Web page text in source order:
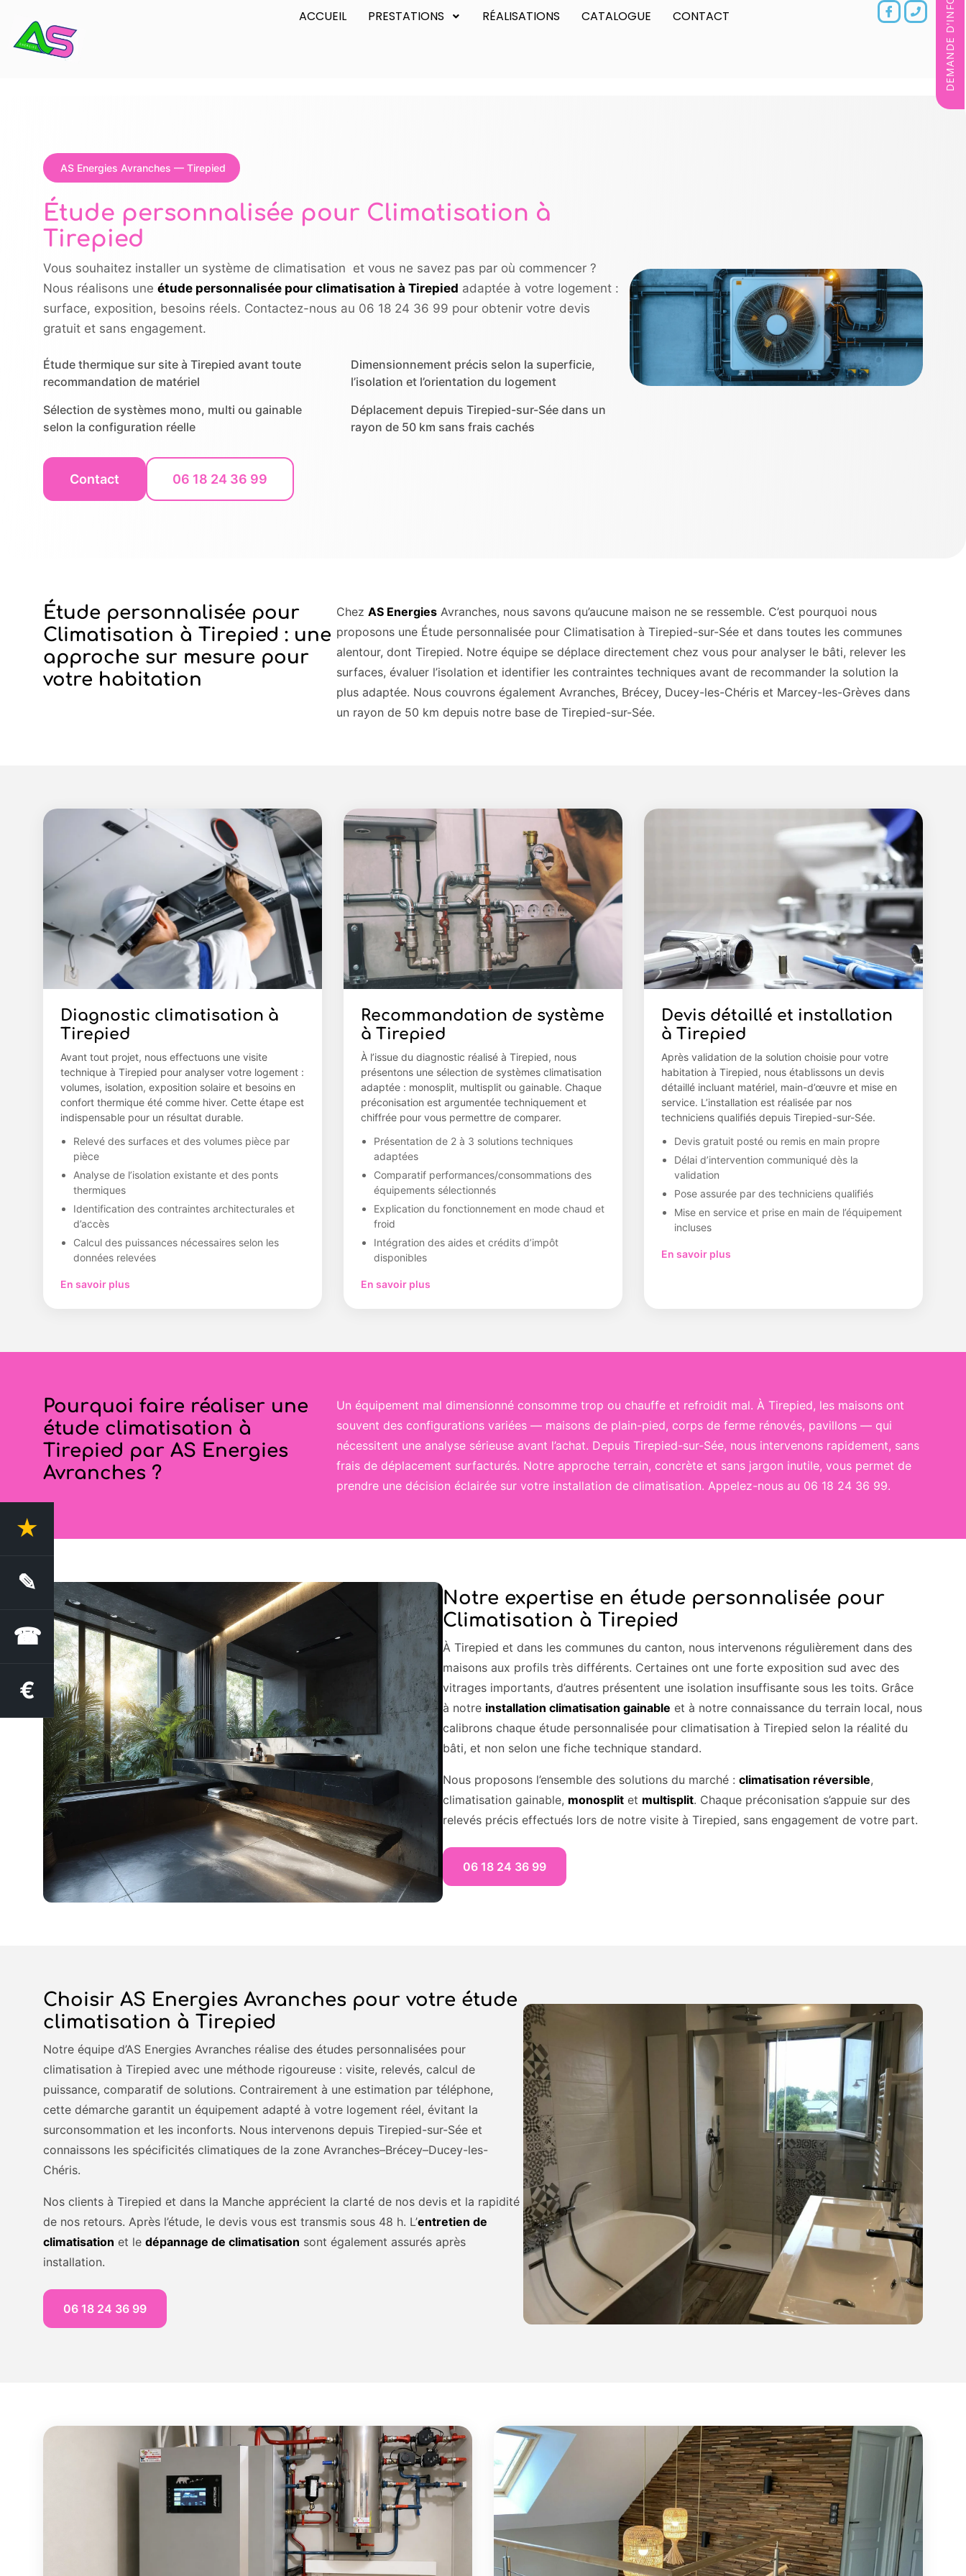
ACCUEIL PRESTATIONS RÉALISATIONS CATALOGUE CONTACT
AS Energies Avranches — Tirepied
Étude personnalisée pour Climatisation à
Tirepied
Vous souhaitez installer un système de climatisation et vous ne savez pas par où commencer ?
Nous réalisons une étude personnalisée pour climatisation à Tirepied adaptée à votre logement :
surface, exposition, besoins réels. Contactez-nous au 06 18 24 36 99 pour obtenir votre devis
gratuit et sans engagement.
Étude thermique sur site à Tirepied avant toute
recommandation de matériel
Dimensionnement précis selon la superficie,
l’isolation et l’orientation du logement
Sélection de systèmes mono, multi ou gainable
selon la configuration réelle
Déplacement depuis Tirepied-sur-Sée dans un
rayon de 50 km sans frais cachés
Contact 06 18 24 36 99
Étude personnalisée pour
Climatisation à Tirepied : une
approche sur mesure pour
votre habitation
Chez AS Energies Avranches, nous savons qu’aucune maison ne se ressemble. C’est pourquoi nous
proposons une Étude personnalisée pour Climatisation à Tirepied-sur-Sée et dans toutes les communes
alentour, dont Tirepied. Notre équipe se déplace directement chez vous pour analyser le bâti, relever les
surfaces, évaluer l’isolation et identifier les contraintes techniques avant de recommander la solution la
plus adaptée. Nous couvrons également Avranches, Brécey, Ducey-les-Chéris et Marcey-les-Grèves dans
un rayon de 50 km depuis notre base de Tirepied-sur-Sée.
Diagnostic climatisation à
Tirepied
Avant tout projet, nous effectuons une visite
technique à Tirepied pour analyser votre logement :
volumes, isolation, exposition solaire et besoins en
confort thermique été comme hiver. Cette étape est
indispensable pour un résultat durable.
Relevé des surfaces et des volumes pièce par
pièce
Analyse de l’isolation existante et des ponts
thermiques
Identification des contraintes architecturales et
d’accès
Calcul des puissances nécessaires selon les
données relevées
En savoir plus
Recommandation de système
à Tirepied
À l’issue du diagnostic réalisé à Tirepied, nous
présentons une sélection de systèmes climatisation
adaptée : monosplit, multisplit ou gainable. Chaque
préconisation est argumentée techniquement et
chiffrée pour vous permettre de comparer.
Présentation de 2 à 3 solutions techniques
adaptées
Comparatif performances/consommations des
équipements sélectionnés
Explication du fonctionnement en mode chaud et
froid
Intégration des aides et crédits d’impôt
disponibles
En savoir plus
Devis détaillé et installation
à Tirepied
Après validation de la solution choisie pour votre
habitation à Tirepied, nous établissons un devis
détaillé incluant matériel, main-d’œuvre et mise en
service. L’installation est réalisée par nos
techniciens qualifiés depuis Tirepied-sur-Sée.
Devis gratuit posté ou remis en main propre
Délai d’intervention communiqué dès la
validation
Pose assurée par des techniciens qualifiés
Mise en service et prise en main de l’équipement
incluses
En savoir plus
Pourquoi faire réaliser une
étude climatisation à
Tirepied par AS Energies
Avranches ?
Un équipement mal dimensionné consomme trop ou chauffe et refroidit mal. À Tirepied, les maisons ont
souvent des configurations variées — maisons de plain-pied, corps de ferme rénovés, pavillons — qui
nécessitent une analyse sérieuse avant l’achat. Depuis Tirepied-sur-Sée, nous intervenons rapidement, sans
frais de déplacement surfacturés. Notre approche terrain, concrète et sans jargon inutile, vous permet de
prendre une décision éclairée sur votre installation de climatisation. Appelez-nous au 06 18 24 36 99.
Notre expertise en étude personnalisée pour
Climatisation à Tirepied
À Tirepied et dans les communes du canton, nous intervenons régulièrement dans des
maisons aux profils très différents. Certaines ont une forte exposition sud avec des
vitrages importants, d’autres présentent une isolation insuffisante sous les toits. Grâce
à notre installation climatisation gainable et à notre connaissance du terrain local, nous
calibrons chaque étude personnalisée pour climatisation à Tirepied selon la réalité du
bâti, et non selon une fiche technique standard.
Nous proposons l’ensemble des solutions du marché :climatisation réversible,
climatisation gainable, monosplit et multisplit. Chaque préconisation s’appuie sur des
relevés précis effectués lors de notre visite à Tirepied, sans engagement de votre part.
06 18 24 36 99
Choisir AS Energies Avranches pour votre étude
climatisation à Tirepied
Notre équipe d’AS Energies Avranches réalise des études personnalisées pour
climatisation à Tirepied avec une méthode rigoureuse : visite, relevés, calcul de
puissance, comparatif de solutions. Contrairement à une estimation par téléphone,
cette démarche garantit un équipement adapté à votre logement réel, évitant la
surconsommation et les inconforts. Nous intervenons depuis Tirepied-sur-Sée et
connaissons les spécificités climatiques de la zone Avranches–Brécey–Ducey-les-
Chéris.
Nos clients à Tirepied et dans la Manche apprécient la clarté de nos devis et la rapidité
de nos retours. Après l’étude, le devis vous est transmis sous 48 h. L’entretien de
climatisation et le dépannage de climatisation sont également assurés après
installation.
06 18 24 36 99
★
✎ Demande de devis
☎
€
Estimation des aides